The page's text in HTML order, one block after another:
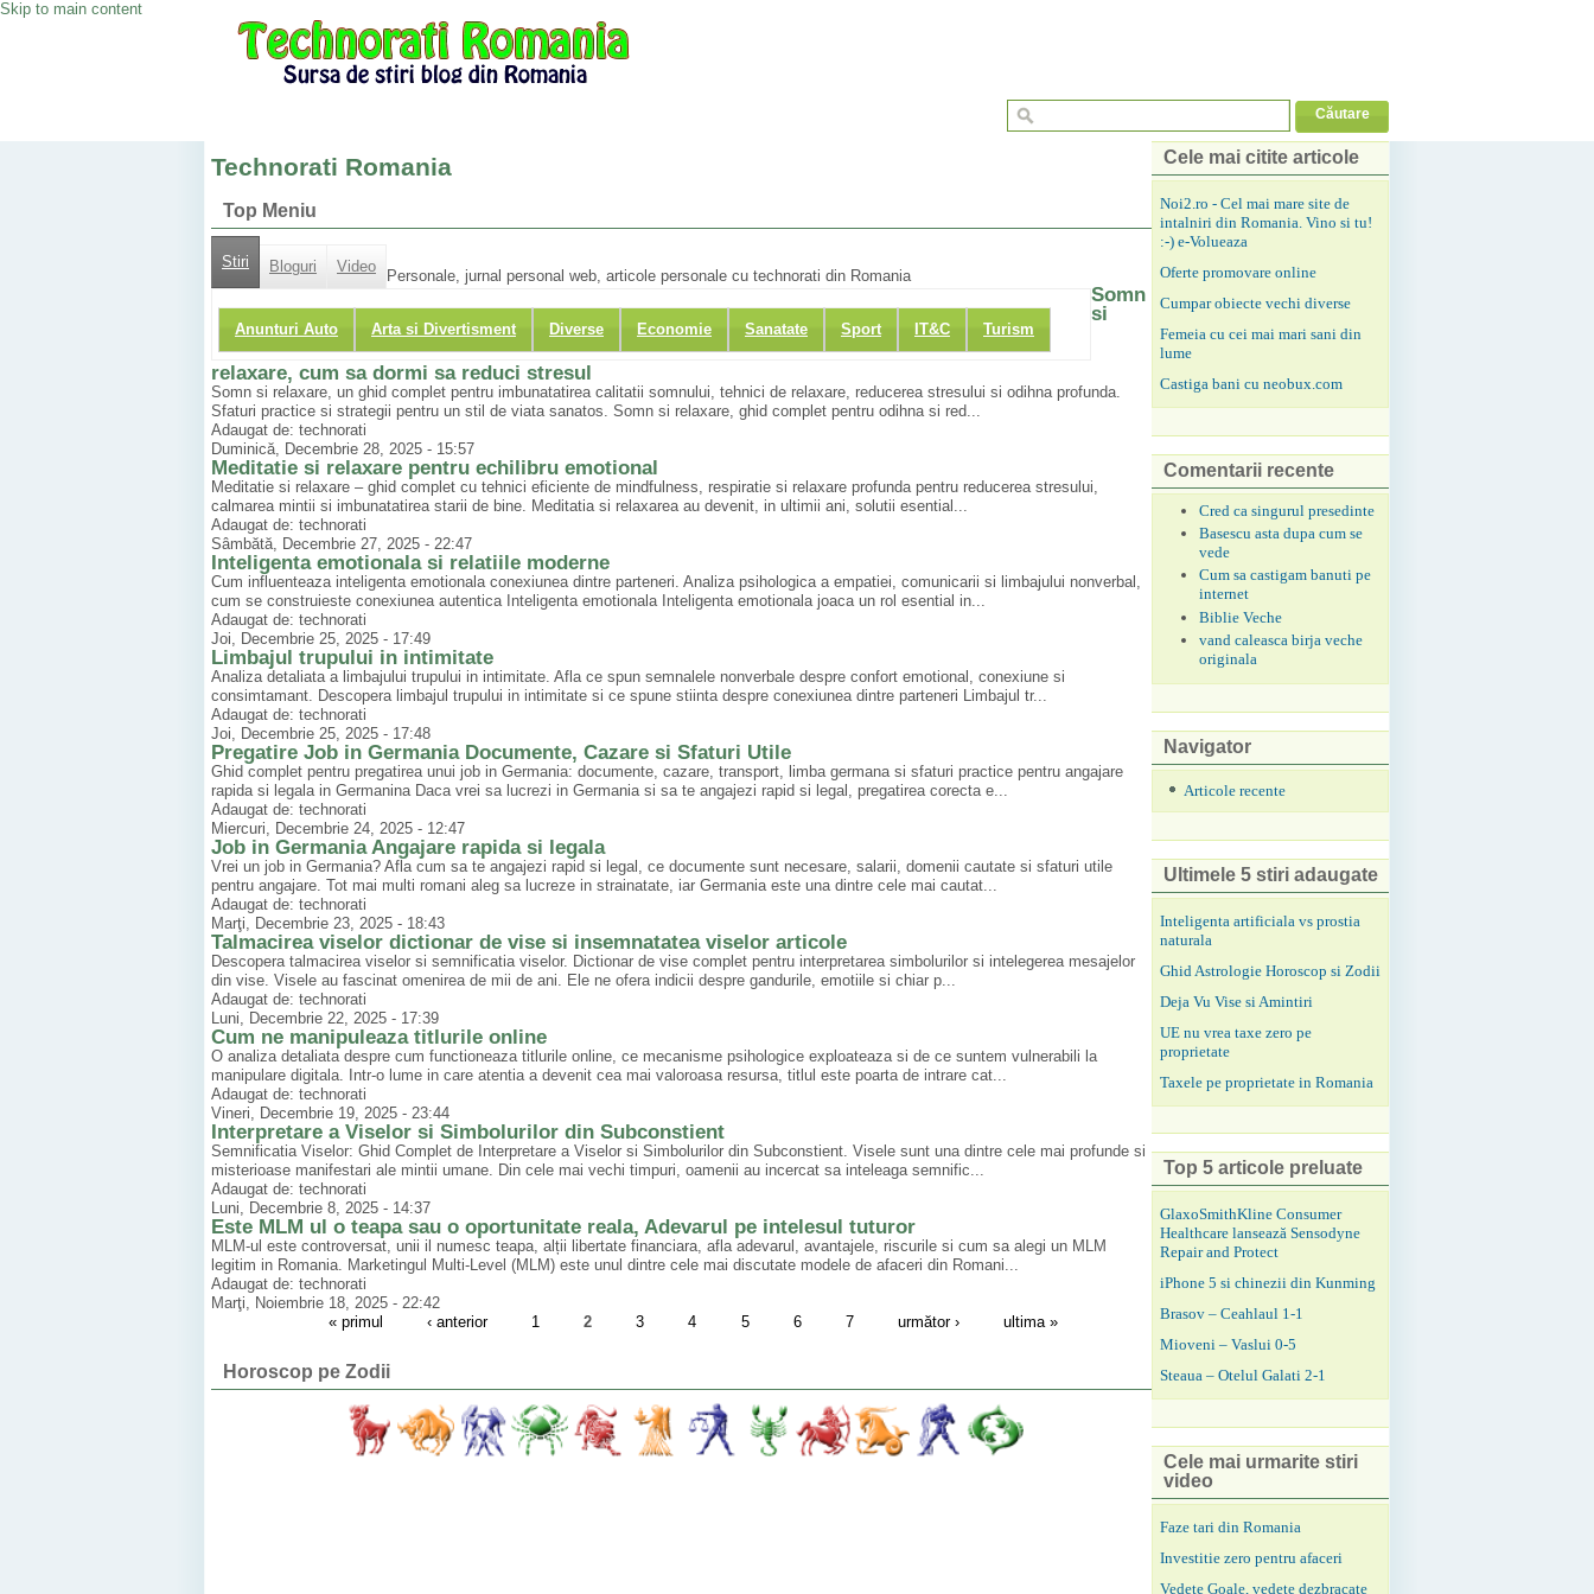
Skip to main content
Technorati Romania
Top Meniu
Stiri Bloguri Video
Anunturi Auto Arta si Divertisment Diverse Economie Sanatate Sport IT&C Turism
Personale, jurnal personal web, articole personale cu technorati din Romania
Somn
si
relaxare, cum sa dormi sa reduci stresul
Somn si relaxare, un ghid complet pentru imbunatatirea calitatii somnului, tehnici de relaxare, reducerea stresului si odihna profunda.
Sfaturi practice si strategii pentru un stil de viata sanatos. Somn si relaxare, ghid complet pentru odihna si red...
Adaugat de: technorati
Duminică, Decembrie 28, 2025 - 15:57
Meditatie si relaxare pentru echilibru emotional
Meditatie si relaxare – ghid complet cu tehnici eficiente de mindfulness, respiratie si relaxare profunda pentru reducerea stresului,
calmarea mintii si imbunatatirea starii de bine. Meditatia si relaxarea au devenit, in ultimii ani, solutii esential...
Adaugat de: technorati
Sâmbătă, Decembrie 27, 2025 - 22:47
Inteligenta emotionala si relatiile moderne
Cum influenteaza inteligenta emotionala conexiunea dintre parteneri. Analiza psihologica a empatiei, comunicarii si limbajului nonverbal,
cum se construieste conexiunea autentica Inteligenta emotionala Inteligenta emotionala joaca un rol esential in...
Adaugat de: technorati
Joi, Decembrie 25, 2025 - 17:49
Limbajul trupului in intimitate
Analiza detaliata a limbajului trupului in intimitate. Afla ce spun semnalele nonverbale despre confort emotional, conexiune si
consimtamant. Descopera limbajul trupului in intimitate si ce spune stiinta despre conexiunea dintre parteneri Limbajul tr...
Adaugat de: technorati
Joi, Decembrie 25, 2025 - 17:48
Pregatire Job in Germania Documente, Cazare si Sfaturi Utile
Ghid complet pentru pregatirea unui job in Germania: documente, cazare, transport, limba germana si sfaturi practice pentru angajare
rapida si legala in Germanina Daca vrei sa lucrezi in Germania si sa te angajezi rapid si legal, pregatirea corecta e...
Adaugat de: technorati
Miercuri, Decembrie 24, 2025 - 12:47
Job in Germania Angajare rapida si legala
Vrei un job in Germania? Afla cum sa te angajezi rapid si legal, ce documente sunt necesare, salarii, domenii cautate si sfaturi utile
pentru angajare. Tot mai multi romani aleg sa lucreze in strainatate, iar Germania este una dintre cele mai cautat...
Adaugat de: technorati
Marţi, Decembrie 23, 2025 - 18:43
Talmacirea viselor dictionar de vise si insemnatatea viselor articole
Descopera talmacirea viselor si semnificatia viselor. Dictionar de vise complet pentru interpretarea simbolurilor si intelegerea mesajelor
din vise. Visele au fascinat omenirea de mii de ani. Ele ne ofera indicii despre gandurile, emotiile si chiar p...
Adaugat de: technorati
Luni, Decembrie 22, 2025 - 17:39
Cum ne manipuleaza titlurile online
O analiza detaliata despre cum functioneaza titlurile online, ce mecanisme psihologice exploateaza si de ce suntem vulnerabili la
manipulare digitala. Intr-o lume in care atentia a devenit cea mai valoroasa resursa, titlul este poarta de intrare cat...
Adaugat de: technorati
Vineri, Decembrie 19, 2025 - 23:44
Interpretare a Viselor si Simbolurilor din Subconstient
Semnificatia Viselor: Ghid Complet de Interpretare a Viselor si Simbolurilor din Subconstient. Visele sunt una dintre cele mai profunde si
misterioase manifestari ale mintii umane. Din cele mai vechi timpuri, oamenii au incercat sa inteleaga semnific...
Adaugat de: technorati
Luni, Decembrie 8, 2025 - 14:37
Este MLM ul o teapa sau o oportunitate reala, Adevarul pe intelesul tuturor
MLM-ul este controversat, unii il numesc teapa, alții libertate financiara, afla adevarul, avantajele, riscurile si cum sa alegi un MLM
legitim in Romania. Marketingul Multi-Level (MLM) este unul dintre cele mai discutate modele de afaceri din Romani...
Adaugat de: technorati
Marţi, Noiembrie 18, 2025 - 22:42
« primul
‹ anterior 1 2 3 4 5 6 7 următor › ultima »
Horoscop pe Zodii
Cele mai citite articole
Noi2.ro - Cel mai mare site de
intalniri din Romania. Vino si tu!
:-) e-Volueaza
Oferte promovare online
Cumpar obiecte vechi diverse
Femeia cu cei mai mari sani din
lume
Castiga bani cu neobux.com
Comentarii recente
Cred ca singurul presedinte
Basescu asta dupa cum se
vede
Cum sa castigam banuti pe
internet
Biblie Veche
vand caleasca birja veche
originala
Navigator
Articole recente
Ultimele 5 stiri adaugate
Inteligenta artificiala vs prostia
naturala
Ghid Astrologie Horoscop si Zodii
Deja Vu Vise si Amintiri
UE nu vrea taxe zero pe
proprietate
Taxele pe proprietate in Romania
Top 5 articole preluate
GlaxoSmithKline Consumer
Healthcare lansează Sensodyne
Repair and Protect
iPhone 5 si chinezii din Kunming
Brasov – Ceahlaul 1-1
Mioveni – Vaslui 0-5
Steaua – Otelul Galati 2-1
Cele mai urmarite stiri
video
Faze tari din Romania
Investitie zero pentru afaceri
Vedete Goale, vedete dezbracate